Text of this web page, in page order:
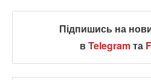
Підпишись на
вTelegramта